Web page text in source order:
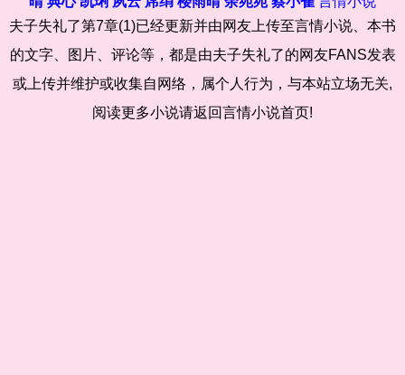
夫子失礼了第7章(1)已经更新并由网友上传至言情小说、本书
的文字、图片、评论等，都是由夫子失礼了的网友FANS发表
或上传并维护或收集自网络，属个人行为，与本站立场无关,
阅读更多小说请返回言情小说首页!